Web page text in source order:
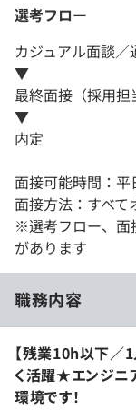
選考フロー
カジュアル面談／
▼
最終面接（採用担
▼
内定
面接可能時間：
面接方法：すべ
※選考フロー、面
があります
職務内容
【残業10h以下／
く活躍★エンジニ
環境です！